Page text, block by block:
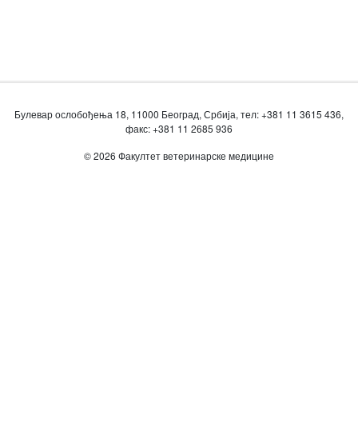
Булевар ослобођења 18, 11000 Београд, Србија, тел: +381 11 3615 436,
факс: +381 11 2685 936
© 2026 Факултет ветеринарске медицине